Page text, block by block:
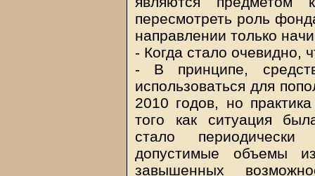
пересмотреть роль
направлении только
- Когда стало очевидно,
- В принципе,
использоваться для
2010 годов, но
того как ситуация
стало периодически
допустимые объемы
завышенных